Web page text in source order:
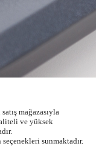
mağazasıyla
ve yüksek
sunmaktadır.